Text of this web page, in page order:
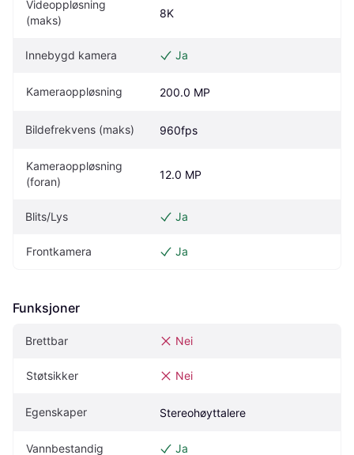
Videoppløsning
(maks)
8K
Innebygd kamera Ja
Kameraoppløsning 200.0 MP
Bildefrekvens (maks) 960fps
Kameraoppløsning
(foran)
12.0 MP
Blits/Lys Ja
Frontkamera Ja
Funksjoner
Brettbar Nei
Støtsikker Nei
Egenskaper Stereohøyttalere
Vannbestandig Ja